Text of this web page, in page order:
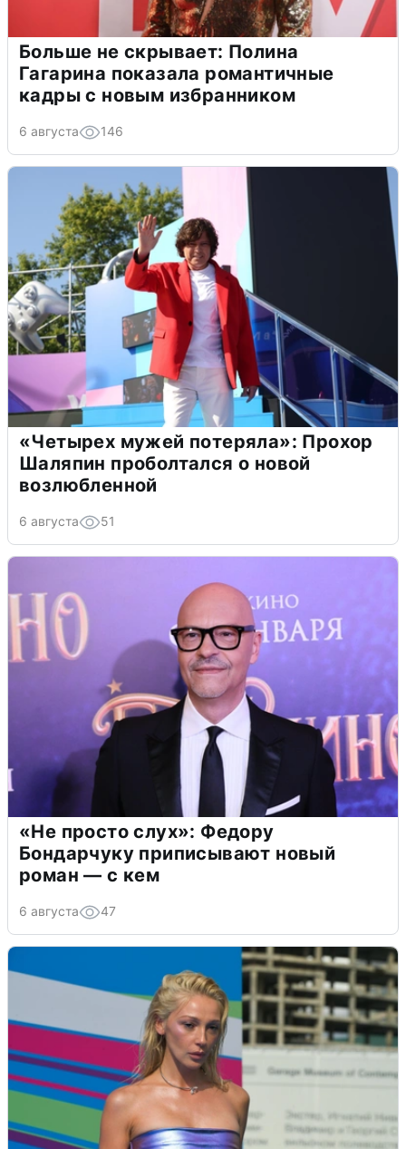
Больше не скрывает: Полина
Гагарина показала романтичные
кадры с новым избранником
6 августа 146
«Четырех мужей потеряла»: Прохор
Шаляпин проболтался о новой
возлюбленной
6 августа 51
«Не просто слух»: Федору
Бондарчуку приписывают новый
роман — с кем
6 августа 47